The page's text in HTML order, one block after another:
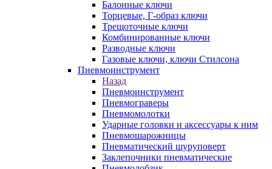
Балонные ключи
Торцевые, Г-образ ключи
Трещоточные ключи
Комбинированные ключи
Разводные ключи
Газовые ключи, ключи Стилсона
Пневмоинструмент
Назад
Пневмоинструмент
Пневмограверы
Пневмомолотки
Ударные головки и аксессуары к ним
Пневмошарожницы
Пневматический шуруповерт
Заклепочники пневматические